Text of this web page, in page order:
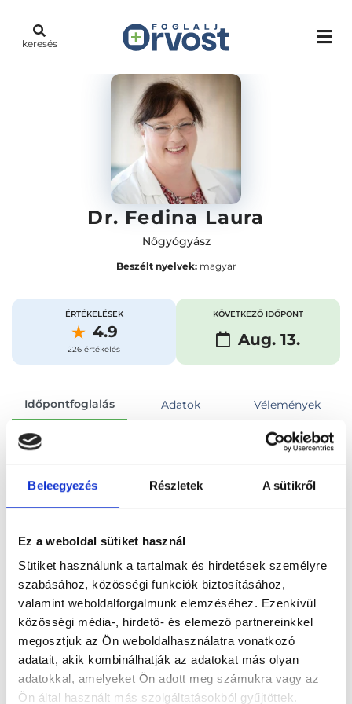
Beleegyezés Részletek A sütikről
Ez a weboldal sütiket használ
Sütiket használunk a tartalmak és hirdetések személyre
szabásához, közösségi funkciók biztosításához,
valamint weboldalforgalmunk elemzéséhez. Ezenkívül
közösségi média-, hirdető- és elemező partnereinkkel
megosztjuk az Ön weboldalhasználatra vonatkozó
adatait, akik kombinálhatják az adatokat más olyan
adatokkal, amelyeket Ön adott meg számukra vagy az
Ön által használt más szolgáltatásokból gyűjtöttek.
keresés
Dr. Fedina Laura
Nőgyógyász
Beszélt nyelvek:magyar
ÉRTÉKELÉSEK
4.9
226 értékelés
KÖVETKEZŐ IDŐPONT
Aug. 13.
Időpontfoglalás Adatok Vélemények
Foglalj időpontot
Összes szakterület Kismedencei ultrahang vizsgálat
Főoldal Orvosok Nőgyógyász
Nőgyógyász, Budapest, XIII. kerület
Dr. Fedina Laura